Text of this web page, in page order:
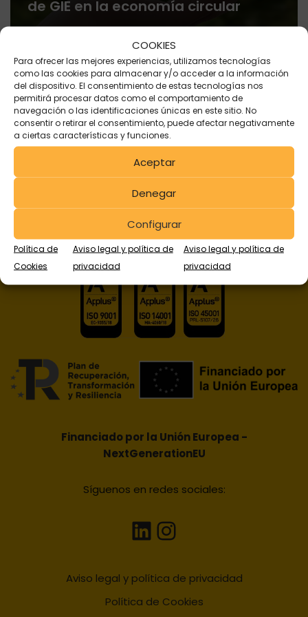
COOKIES
Para ofrecer las mejores experiencias, utilizamos tecnologías
como las cookies para almacenar y/o acceder a la información
del dispositivo. El consentimiento de estas tecnologías nos
permitirá procesar datos como el comportamiento de
navegación o las identificaciones únicas en este sitio. No
consentir o retirar el consentimiento, puede afectar negativamente
a ciertas características y funciones.
Aceptar
Denegar
Configurar
Política de
Cookies
Aviso legal y política de
privacidad
Aviso legal y política de
privacidad
de GIE en la economía circular
Financiado por la Unión Europea -
NextGenerationEU
Síguenos en redes sociales:
Aviso legal y política de privacidad
Política de Cookies